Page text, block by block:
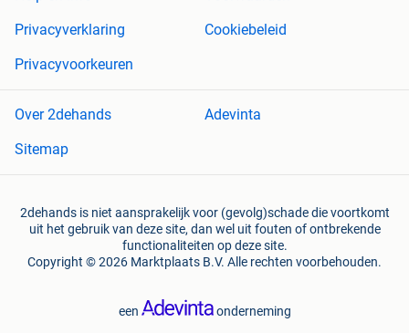
Privacyverklaring
Cookiebeleid
Privacyvoorkeuren
Over 2dehands
Adevinta
Sitemap
2dehands is niet aansprakelijk voor (gevolg)schade die voortkomt
uit het gebruik van deze site, dan wel uit fouten of ontbrekende
functionaliteiten op deze site.
Copyright © 2026 Marktplaats B.V. Alle rechten voorbehouden.
een onderneming